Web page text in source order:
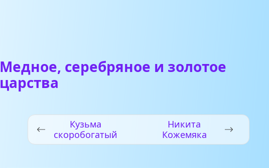
Медное, серебряное и золотое
царства
Кузьма
скоробогатый
Никита
Кожемяка